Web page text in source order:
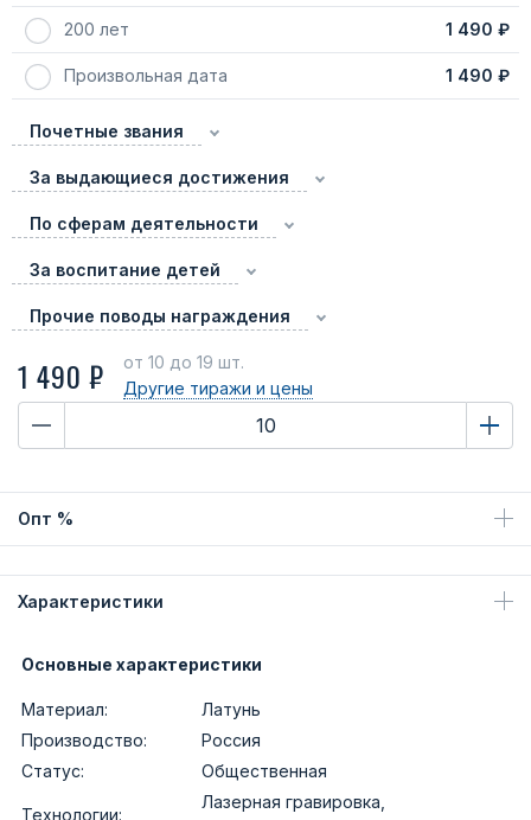
200 лет 1 490 ₽
Произвольная дата 1 490 ₽
Почетные звания
За выдающиеся достижения
По сферам деятельности
За воспитание детей
Прочие поводы награждения
1 490 ₽ от 10до 19 шт.
Другие тиражии цены
Опт %
Характеристики
Основные характеристики
Материал:
Латунь
Производство:
Россия
Статус:
Общественная
Технологии:
Лазерная гравировка,